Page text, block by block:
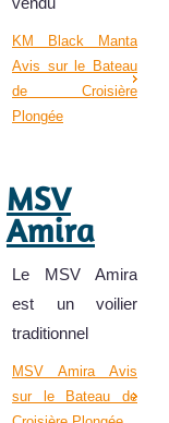
KM Black Manta
Avis sur le Bateau
de Croisière
Plongée
MSV
Amira
Le MSV Amira
est un voilier
traditionnel
MSV Amira Avis
sur le Bateau de